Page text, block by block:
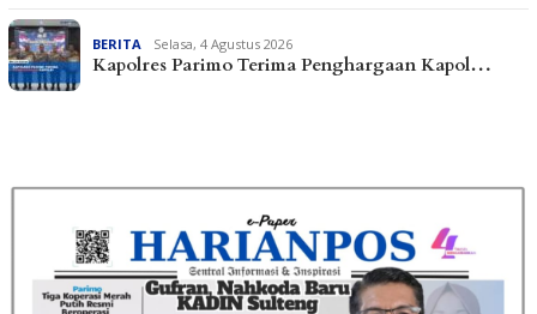
BERITA Selasa, 4 Agustus 2026
Kapolres Parimo Terima Penghargaan Kapol…